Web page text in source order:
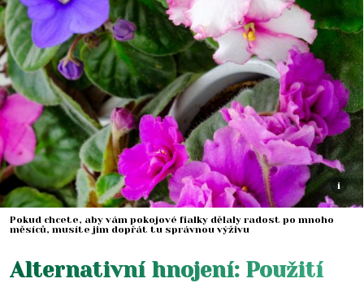
i
Pokud chcete, aby vám pokojové fialky dělaly radost po mnoho
měsíců, musíte jim dopřát tu správnou výživu
Alternativní hnojení: Použití